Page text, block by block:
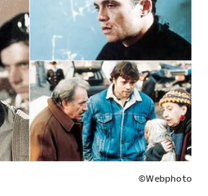
©Webphoto